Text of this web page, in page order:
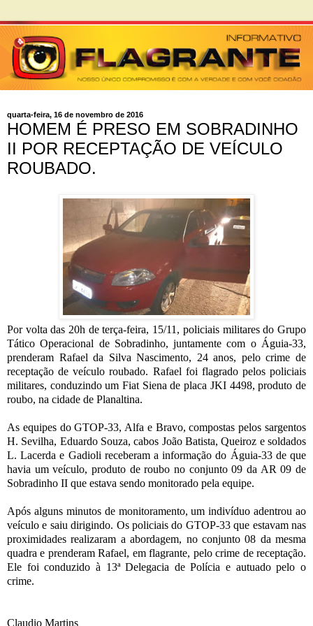
quarta-feira, 16 de novembro de 2016
HOMEM É PRESO EM SOBRADINHO
II POR RECEPTAÇÃO DE VEÍCULO
ROUBADO.
Por volta das 20h de terça-feira, 15/11, policiais militares do Grupo
Tático Operacional de Sobradinho, juntamente com o Águia-33,
prenderam Rafael da Silva Nascimento, 24 anos, pelo crime de
receptação de veículo roubado. Rafael foi flagrado pelos policiais
militares, conduzindo um Fiat Siena de placa JKI 4498, produto de
roubo, na cidade de Planaltina.
As equipes do GTOP-33, Alfa e Bravo, compostas pelos sargentos
H. Sevilha, Eduardo Souza, cabos João Batista, Queiroz e soldados
L. Lacerda e Gadioli receberam a informação do Águia-33 de que
havia um veículo, produto de roubo no conjunto 09 da AR 09 de
Sobradinho II que estava sendo monitorado pela equipe.
Após alguns minutos de monitoramento, um indivíduo adentrou ao
veículo e saiu dirigindo. Os policiais do GTOP-33 que estavam nas
proximidades realizaram a abordagem, no conjunto 08 da mesma
quadra e prenderam Rafael, em flagrante, pelo crime de receptação.
Ele foi conduzido à 13ª Delegacia de Polícia e autuado pelo o
crime.
Claudio Martins